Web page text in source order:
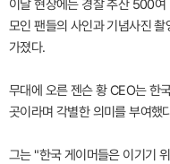
이날 현장에는 경찰 추산 500
모인 팬들의 사인과 기념사진
가졌다.
무대에 오른 젠슨 황 CEO는 한
곳이라며 각별한 의미를 부여했
그는 "한국 게이머들은 이기기